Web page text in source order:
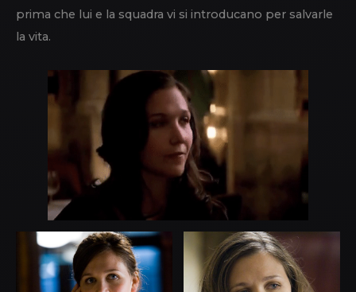
prima che lui e la squadra vi si introducano per salvarle
la vita.